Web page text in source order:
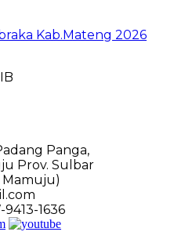
Kab.Mateng 2026
Panga,
Prov. Sulbar
Mamuju)
1636